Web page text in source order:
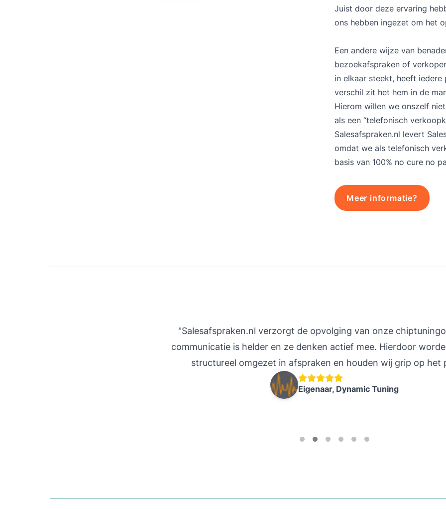
Juist door deze ervaring
ons hebben ingezet om het
Een andere wijze van
bezoekafspraken of
in elkaar steekt, heeft
verschil zit het hem in de
Hierom willen we onszelf
als een “telefonisch
Salesafspraken.nl levert
omdat we als telefonisch
basis van 100% no cure no
Meer informatie?
"Salesafspraken.nl verzorgt de opvolging van onze
communicatie is helder en ze denken actief mee. Hierdoor
structureel omgezet in afspraken en houden wij grip op het
Eigenaar, Dynamic Tuning